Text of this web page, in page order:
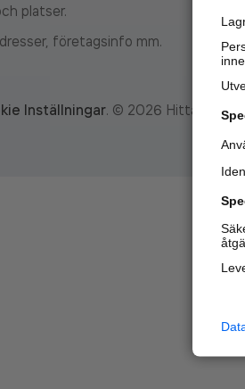
platser.
företagsinfo mm.
Inställningar. © 2026 Hitta.se